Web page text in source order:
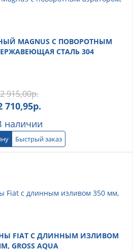
MAGNUS C ПОВОРОТНЫМ
СТАЛЬ 304
2 915,00р.
710,95р.
наличии
Быстрый заказ
FIAT С ДЛИННЫМ ИЗЛИВОМ
GROSS AQUA